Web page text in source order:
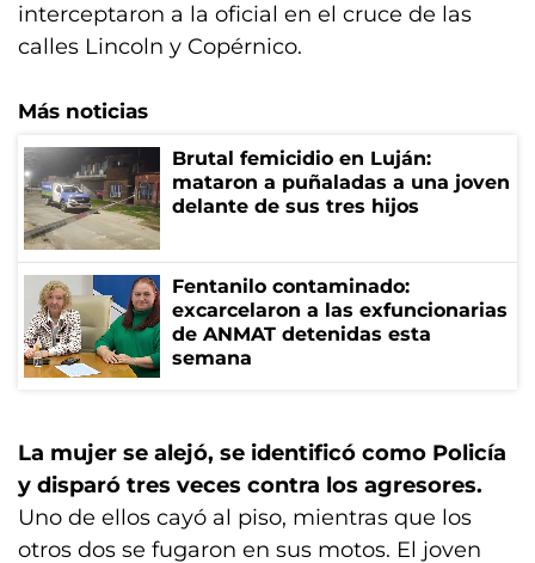
interceptaron a la oficial en el cruce de las
calles Lincoln y Copérnico.
Más noticias
Brutal femicidio en Luján:
mataron a puñaladas a una joven
delante de sus tres hijos
Fentanilo contaminado:
excarcelaron a las exfuncionarias
de ANMAT detenidas esta
semana
La mujer se alejó, se identificó como Policía
y disparó tres veces contra los agresores.
Uno de ellos cayó al piso, mientras que los
otros dos se fugaron en sus motos. El joven